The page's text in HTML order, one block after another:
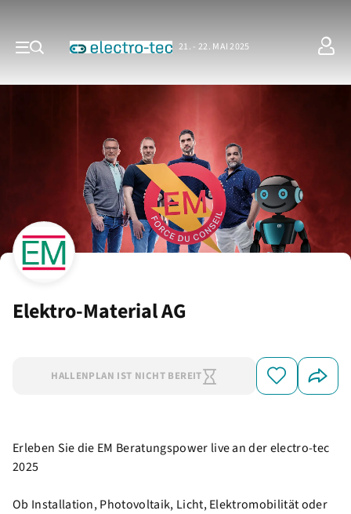
21. - 22. MAI 2025
Elektro-Material AG
HALLENPLAN IST NICHT BEREIT
Erleben Sie die EM Beratungspower live an der electro-tec
2025
Ob Installation, Photovoltaik, Licht, Elektromobilität oder